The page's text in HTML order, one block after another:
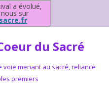
a évolué,
sur
du Sacré
voie menant au sacré, reliance
premiers